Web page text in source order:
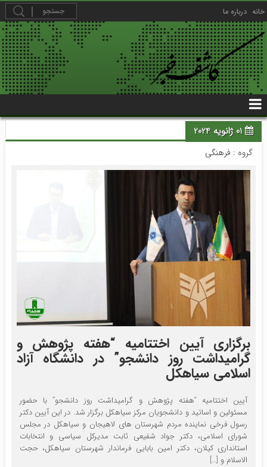
خانه درباره ما
01 ژانویه 2024
گروه : فرهنگی
برگزاری آیین اختتامیه “هفته پژوهش و
گرامیداشت روز دانشجو” در دانشگاه آزاد
اسلامی سیاهکل
آیین اختتامیه “هفته پژوهش و گرامیداشت روز دانشجو” با حضور
مسئولین و اساتید و دانشجویان مرکز سیاهکل برگزار شد. در این آیین دکتر
رسول فرخی نماینده مردم شهرستان‌ های لاهیجان و سیاهکل در مجلس
شورای اسلامی، دکتر جواد شفیعی ثابت مدیرکل سیاسی و انتخابات
استانداری کیلان، دکتر امین بابایی فرماندار شهرستان سیاهکل، حجت
الاسلام و […]